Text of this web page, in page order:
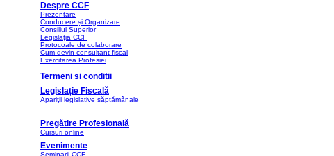
Despre CCF
Prezentare
Conducere și Organizare
Consiliul Superior
Legislaţia CCF
Protocoale de colaborare
Cum devin consultant fiscal
Exercitarea Profesiei
Termeni si conditii
Legislație Fiscală
Apariţii legislative săptămânale
Pregătire Profesională
Cursuri online
Evenimente